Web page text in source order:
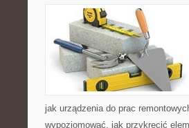
jak urządzenia do prac
wypoziomować, jak przykręcić